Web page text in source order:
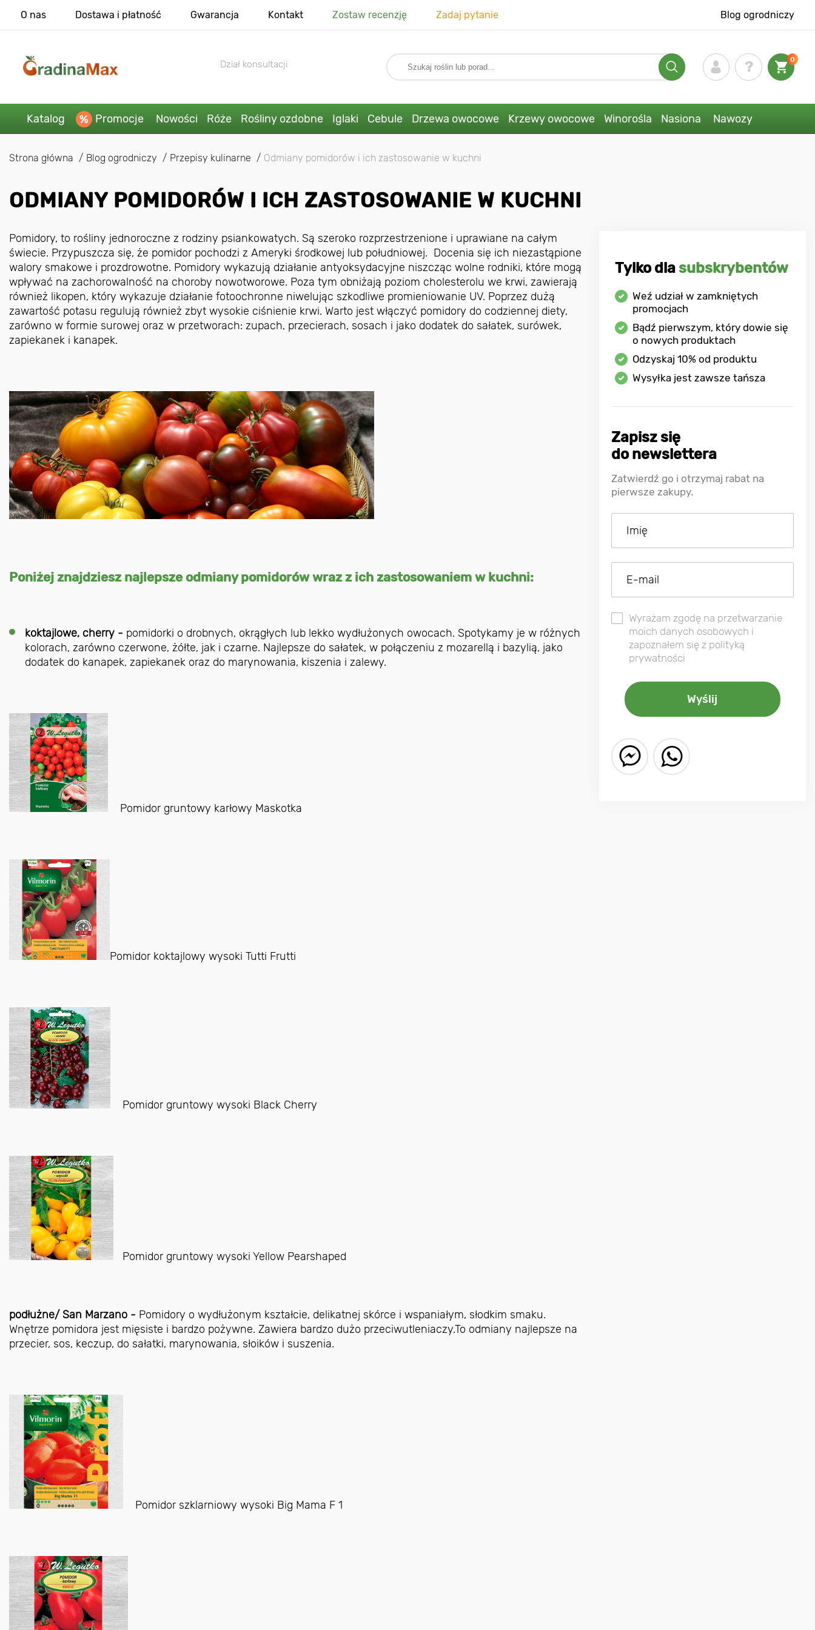
O nas Dostawa i płatność Gwarancja Kontakt Zostaw recenzję Zadaj pytanie Blog ogrodniczy
Dział konsultacji 0
Katalog Promocje Nowości Róże Rośliny ozdobne Iglaki Cebule Drzewa owocowe Krzewy owocowe Winorośla Nasiona Nawozy
Strona główna Blog ogrodniczy Przepisy kulinarne Odmiany pomidorów i ich zastosowanie w kuchni
ODMIANY POMIDORÓW I ICH ZASTOSOWANIE W KUCHNI
Pomidory, to rośliny jednoroczne z rodziny psiankowatych. Są szeroko rozprzestrzenione i uprawiane na całym
świecie. Przypuszcza się, że pomidor pochodzi z Ameryki środkowej lub południowej. Docenia się ich niezastąpione
walory smakowe i prozdrowotne. Pomidory wykazują działanie antyoksydacyjne niszcząc wolne rodniki, które mogą
wpływać na zachorowalność na choroby nowotworowe. Poza tym obniżają poziom cholesterolu we krwi, zawierają
również likopen, który wykazuje działanie fotoochronne niwelując szkodliwe promieniowanie UV. Poprzez dużą
zawartość potasu regulują również zbyt wysokie ciśnienie krwi. Warto jest włączyć pomidory do codziennej diety,
zarówno w formie surowej oraz w przetworach: zupach, przecierach, sosach i jako dodatek do sałatek, surówek,
zapiekanek i kanapek.
Poniżej znajdziesz najlepsze odmiany pomidorów wraz z ich zastosowaniem w kuchni:
koktajlowe, cherry - pomidorki o drobnych, okrągłych lub lekko wydłużonych owocach. Spotykamy je w różnych
kolorach, zarówno czerwone, żółte, jak i czarne. Najlepsze do sałatek, w połączeniu z mozarellą i bazylią, jako
dodatek do kanapek, zapiekanek oraz do marynowania, kiszenia i zalewy.
Pomidor gruntowy karłowy Maskotka
Pomidor koktajlowy wysoki Tutti Frutti
Pomidor gruntowy wysoki Black Cherry
Pomidor gruntowy wysoki Yellow Pearshaped
podłużne/ San Marzano - Pomidory o wydłużonym kształcie, delikatnej skórce i wspaniałym, słodkim smaku.
Wnętrze pomidora jest mięsiste i bardzo pożywne. Zawiera bardzo dużo przeciwutleniaczy.To odmiany najlepsze na
przecier, sos, keczup, do sałatki, marynowania, słoików i suszenia.
Pomidor szklarniowy wysoki Big Mama F 1
Tylko dla subskrybentów
Weź udział w zamkniętych
promocjach
Bądź pierwszym, który dowie się
o nowych produktach
Odzyskaj 10% od produktu
Wysyłka jest zawsze tańsza
Zapisz się
do newslettera
Zatwierdź go i otrzymaj rabat na
pierwsze zakupy.
Wyrażam zgodę na przetwarzanie
moich danych osobowych i
zapoznałem się z polityką
prywatności